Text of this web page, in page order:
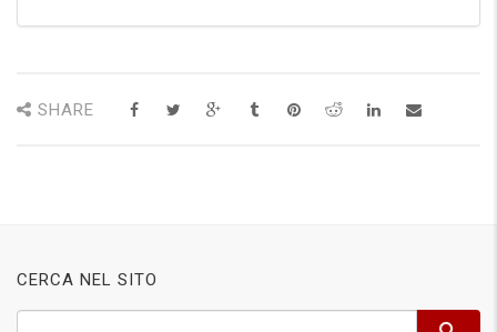
SHARE
CERCA NEL SITO